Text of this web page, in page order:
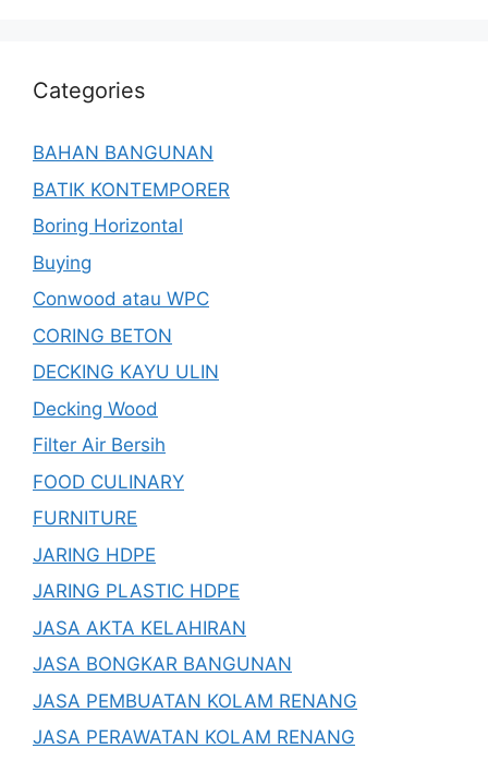
Categories
BAHAN BANGUNAN
BATIK KONTEMPORER
Boring Horizontal
Buying
Conwood atau WPC
CORING BETON
DECKING KAYU ULIN
Decking Wood
Filter Air Bersih
FOOD CULINARY
FURNITURE
JARING HDPE
JARING PLASTIC HDPE
JASA AKTA KELAHIRAN
JASA BONGKAR BANGUNAN
JASA PEMBUATAN KOLAM RENANG
JASA PERAWATAN KOLAM RENANG